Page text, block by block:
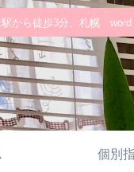
駅から徒歩3分、札幌
個別